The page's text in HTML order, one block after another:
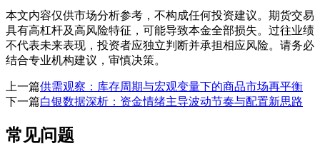
本文内容仅供市场分析参考，不构成任何投资建议。期货交易
具有高杠杆及高风险特征，可能导致本金全部损失。过往业绩
不代表未来表现，投资者应独立判断并承担相应风险。请务必
结合专业机构建议，审慎决策。
上一篇供需观察：库存周期与宏观变量下的商品市场再平衡
下一篇白银数据深析：资金情绪主导波动节奏与配置新思路
常见问题